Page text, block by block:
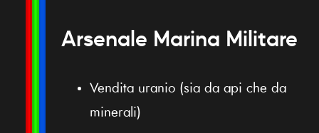
Arsenale Marina Militare
Vendita uranio (sia da api che da
minerali)